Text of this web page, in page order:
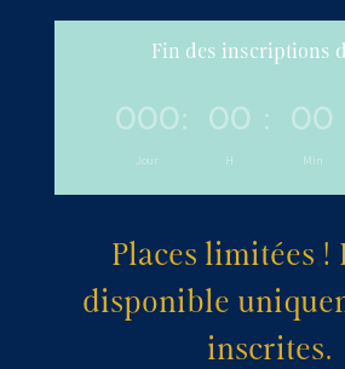
Fin des inscriptions
000
Jour
: 00
H
: 00
Min
Places limitées !
disponible
inscrites.